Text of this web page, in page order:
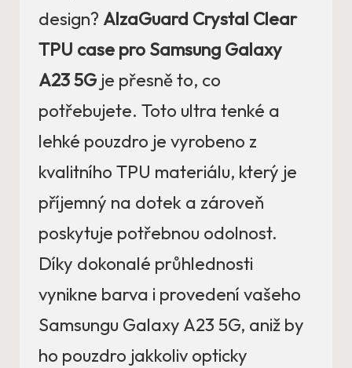
design? AlzaGuard Crystal Clear
TPU case pro Samsung Galaxy
A23 5G je přesně to, co
potřebujete. Toto ultra tenké a
lehké pouzdro je vyrobeno z
kvalitního TPU materiálu, který je
příjemný na dotek a zároveň
poskytuje potřebnou odolnost.
Díky dokonalé průhlednosti
vynikne barva i provedení vašeho
Samsungu Galaxy A23 5G, aniž by
ho pouzdro jakkoliv opticky